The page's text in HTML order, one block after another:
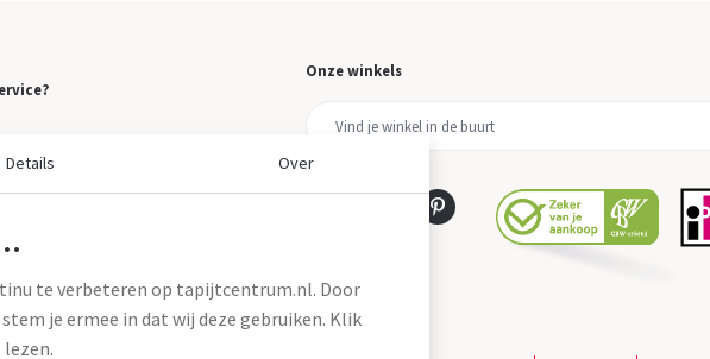
Onze winkels
Details Over
te verbeteren op tapijtcentrum.nl. Door
je ermee in dat wij deze gebruiken. Klik